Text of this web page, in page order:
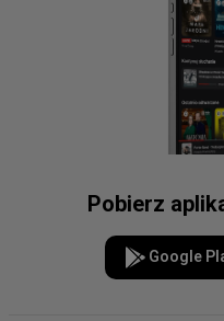
Pobierz
Google